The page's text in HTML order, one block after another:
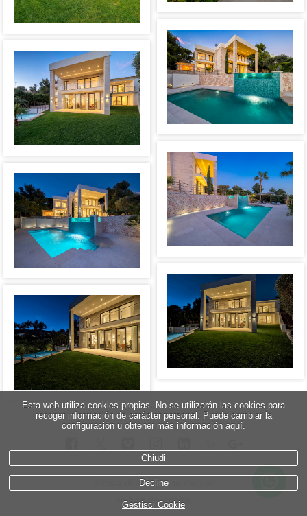
politica di protezione dei dati
politica dei cookie
Esta web utiliza cookies propias. No se utilizarán las cookies para
recoger información de carácter personal. Puede cambiar la
configuración u obtener más información aquí.
Chiudi
Decline
Gestisci Cookie